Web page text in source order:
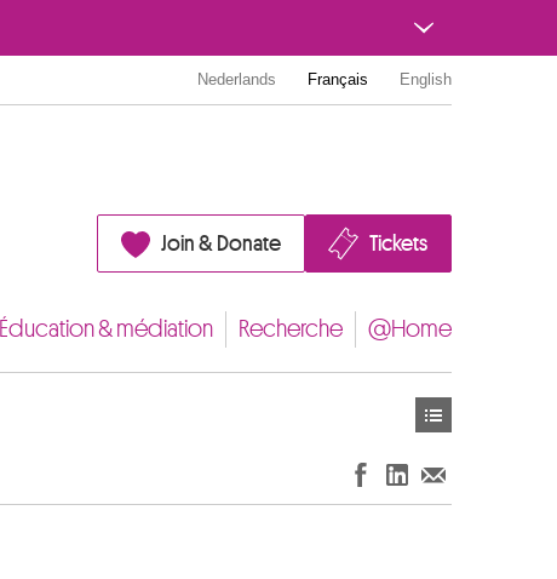
Nederlands Français English
Join & Donate Tickets
Éducation & médiation Recherche @Home